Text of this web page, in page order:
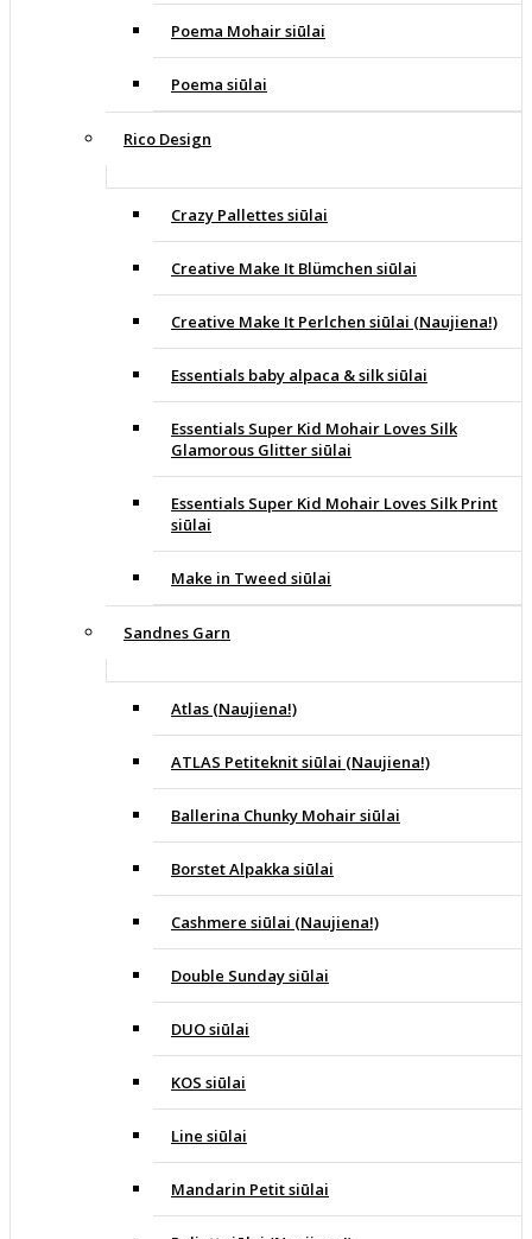
Poema Mohair siūlai
Poema siūlai
Rico Design
Crazy Pallettes siūlai
Creative Make It Blümchen siūlai
Creative Make It Perlchen siūlai (Naujiena!)
Essentials baby alpaca & silk siūlai
Essentials Super Kid Mohair Loves Silk
Glamorous Glitter siūlai
Essentials Super Kid Mohair Loves Silk Print
siūlai
Make in Tweed siūlai
Sandnes Garn
Atlas (Naujiena!)
ATLAS Petiteknit siūlai (Naujiena!)
Ballerina Chunky Mohair siūlai
Borstet Alpakka siūlai
Cashmere siūlai (Naujiena!)
Double Sunday siūlai
DUO siūlai
KOS siūlai
Line siūlai
Mandarin Petit siūlai